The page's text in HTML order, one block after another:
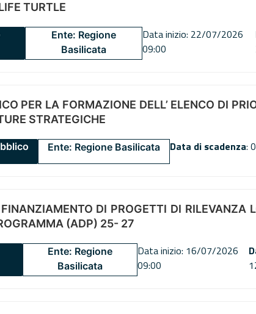
TURTLE
Ente: Regione
Basilicata
Data inizio: 22/07/2026
09:00
PER LA FORMAZIONE DELL’ ELENCO DI
STRATEGICHE
Ente: Regione Basilicata Data di scadenza:
DI PROGETTI DI
(ADP) 25- 27
Ente: Regione
Basilicata
Data inizio: 16/07/2026
09:00